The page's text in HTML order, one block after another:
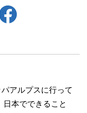
アルプスに行って
本でできること